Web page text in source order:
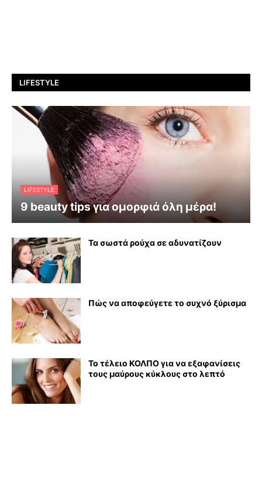
LIFESTYLE
LIFESTYLE
9 beauty tips για ομορφιά όλη μέρα!
Τα σωστά ρούχα σε αδυνατίζουν
Πώς να αποφεύγετε το συχνό ξύρισμα
Το τέλειο ΚΟΛΠΟ για να εξαφανίσεις
τους μαύρους κύκλους στο λεπτό